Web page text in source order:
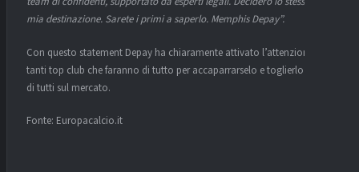
mia destinazione. Sarete i primi a saperlo. Memphis Depay”.
Con questo statement Depay ha chiaramente attivato l’attenzione dei
tanti top club che faranno di tutto per accaparrarselo e toglierlo prima
di tutti sul mercato.
Fonte: Europacalcio.it